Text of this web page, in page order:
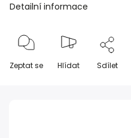
Detailní informace
Zeptat se Hlídat Sdílet